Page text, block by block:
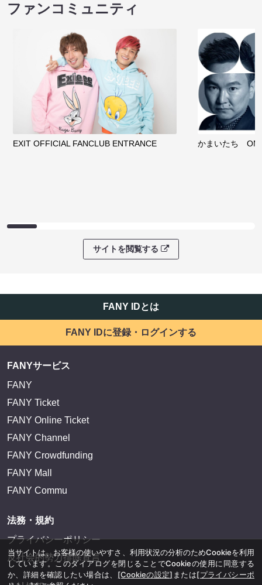
ファンコミュニティ
EXIT OFFICIAL FANCLUB ENTRANCE かまいたち
サイトを閲覧する
FANY IDとは
FANY IDに登録・ログインする
FANYサービス
FANY
FANY Ticket
FANY Online Ticket
FANY Channel
FANY Crowdfunding
FANY Mall
FANY Commu
法務・規約
プライバシーポリシー
反社会的勢力排除宣言
当サイトは、お客様の使いやすさ、利用状況の分析のためCookieを利用
しています。このダイアログを閉じることでCookieの使用に同意する
か、詳細を確認したい場合は、 [Cookieの設定] または[プライバシーポ